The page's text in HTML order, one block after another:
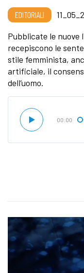
EDITORIALI
Pubblicate le nuove
recepiscono le
stile femminista,
artificiale, il
dell’uomo.
00:00